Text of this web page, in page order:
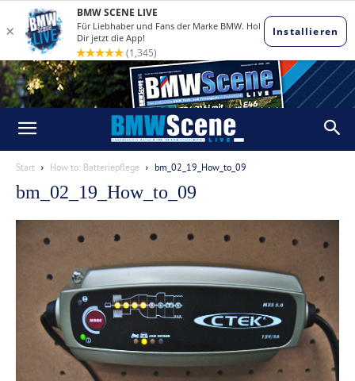
Start How to: Batteriepflege bm_02_19_How_to_09
bm_02_19_How_to_09